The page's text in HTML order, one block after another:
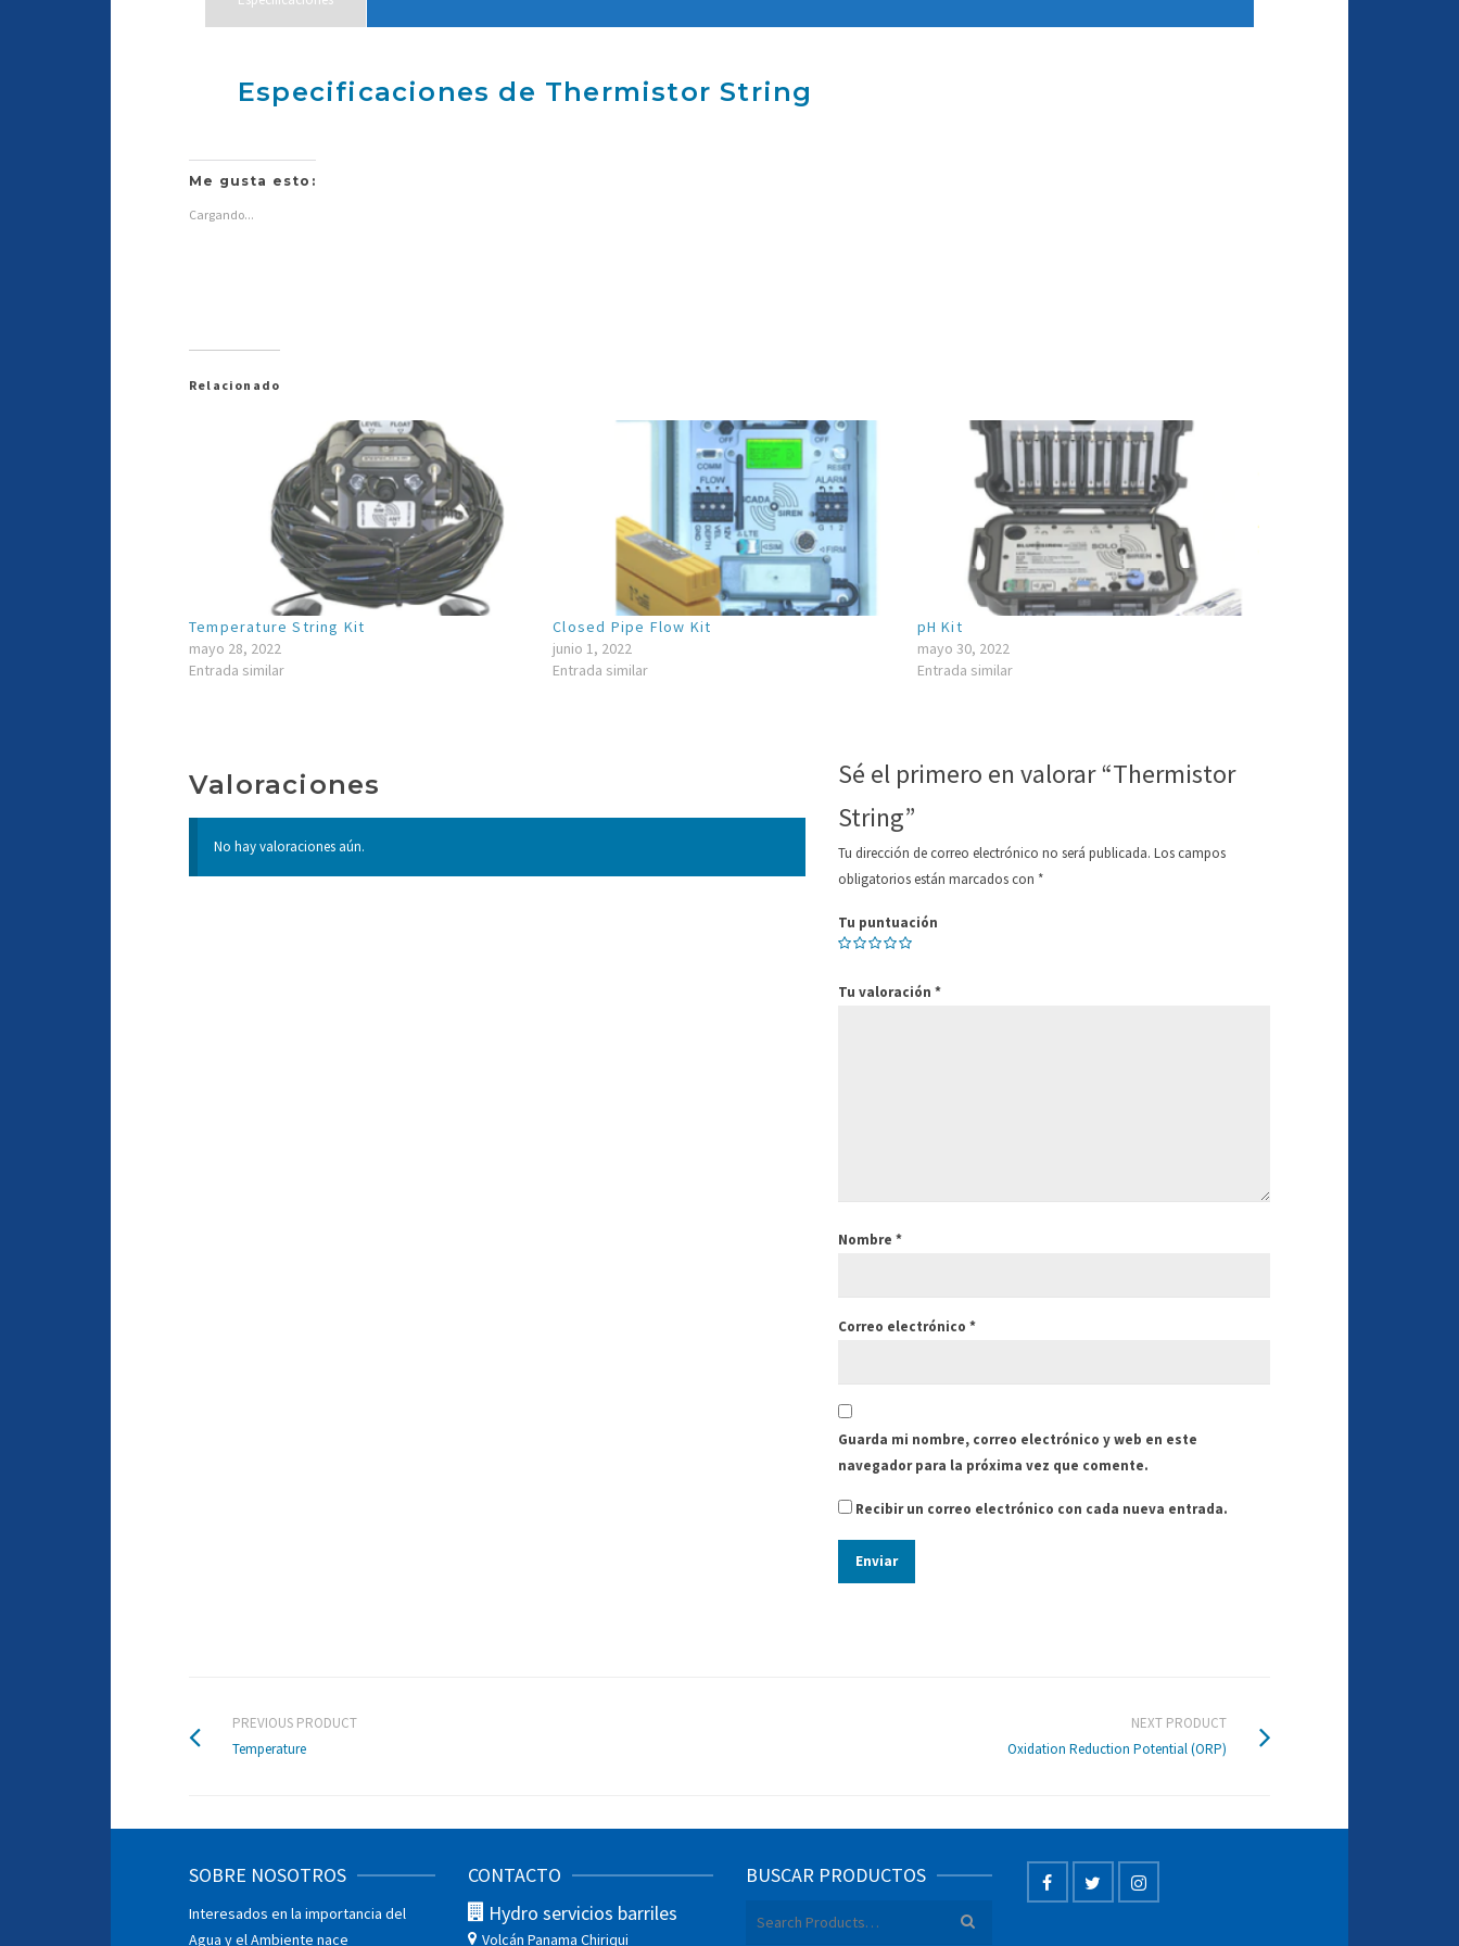
Especificaciones de Thermistor String
Me gusta esto:
Cargando...
Relacionado
Temperature String Kit
mayo 28, 2022
Entrada similar
Closed Pipe Flow Kit
junio 1, 2022
Entrada similar
pH Kit
mayo 30, 2022
Entrada similar
Valoraciones
No hay valoraciones aún.
Sé el primero en valorar “Thermistor
String”
Tu dirección de correo electrónico no será publicada. Los campos
obligatorios están marcados con *
Tu puntuación
Tu valoración *
Nombre *
Correo electrónico *
Guarda mi nombre, correo electrónico y web en este
navegador para la próxima vez que comente.
Recibir un correo electrónico con cada nueva entrada.
PREVIOUS PRODUCT
Temperature
NEXT PRODUCT
Oxidation Reduction Potential (ORP)
SOBRE NOSOTROS
Interesados en la importancia del
Agua y el Ambiente nace
CONTACTO
Hydro servicios barriles
Volcán Panama Chiriqui
BUSCAR PRODUCTOS